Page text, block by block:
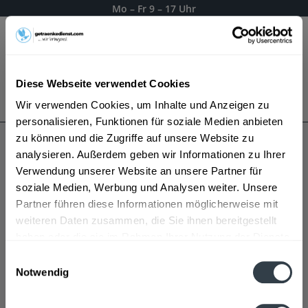
Diese Webseite verwendet Cookies
Wir verwenden Cookies, um Inhalte und Anzeigen zu
personalisieren, Funktionen für soziale Medien anbieten
zu können und die Zugriffe auf unsere Website zu
analysieren. Außerdem geben wir Informationen zu Ihrer
Verwendung unserer Website an unsere Partner für
soziale Medien, Werbung und Analysen weiter. Unsere
Partner führen diese Informationen möglicherweise mit
weiteren Daten zusammen, die Sie ihnen bereitgestellt
Notwendig
Mo – Fr 9 – 17 Uhr
Es gilt unsereDatenschutzerklärung
Quicky Likör